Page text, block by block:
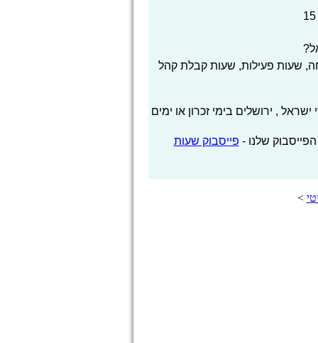
שעות פעילות, שעות קבלת קהל
, ירושלים בימי זכרון או ימים
שלנו - פייסבוק שעות
>